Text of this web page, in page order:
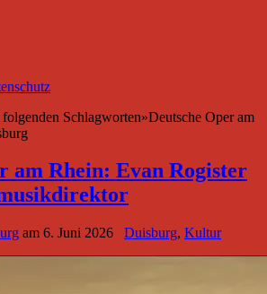
Schlagworten»Deutsche Oper am
am Rhein: Evan Rogister
am 6. Juni 2026 Duisburg, Kultur